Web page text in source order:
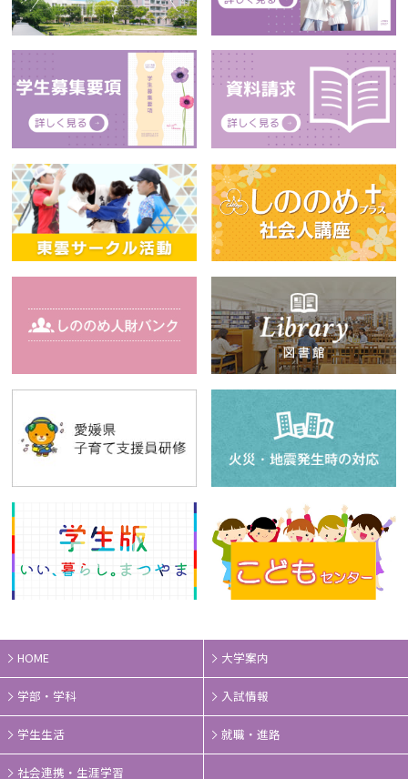
HOME 大学案内
学部・学科 入試情報
学生生活 就職・進路
社会連携・生涯学習